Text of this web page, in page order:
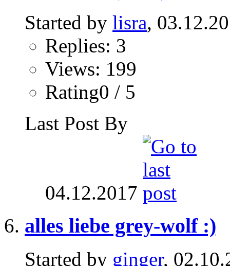
Started by lisra,
Replies: 3
Views: 199
Rating0 / 5
Last Post By
04.12.2017
alles liebe grey-wolf :)
Started by ginger,